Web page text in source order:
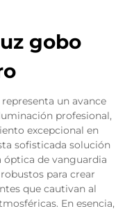
gobo
un avance
profesional,
excepcional en
sofisticada solución
de vanguardia
para crear
que cautivan al
En esencia,